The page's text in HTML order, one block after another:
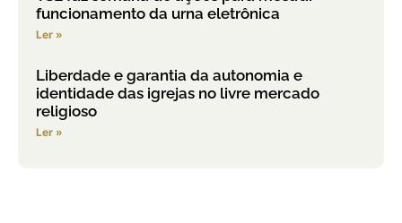
funcionamento da urna eletrônica
Ler »
Liberdade e garantia da autonomia e
identidade das igrejas no livre mercado
religioso
Ler »